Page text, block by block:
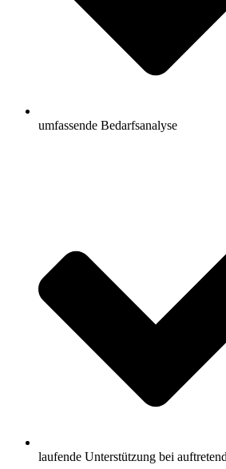
umfassende Bedarfsanalyse
laufende Unterstützung bei